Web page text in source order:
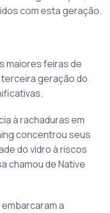
com esta geração.
maiores feiras de
geração do
à rachaduras em
concentrou seus
do vidro à riscos
chamou de Native
a